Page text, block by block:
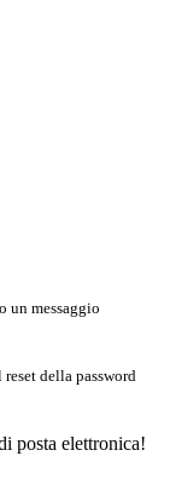
un messaggio
della password
posta elettronica!